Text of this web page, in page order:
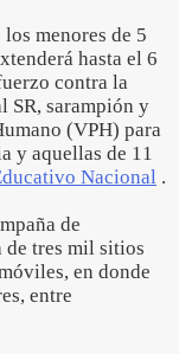
menores de 5
hasta el 6
contra la
SR, sarampión y
(VPH) para
y aquellas de 11
Nacional .
de
de tres mil sitios
en donde
entre